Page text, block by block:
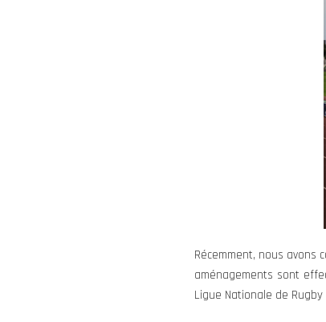
Récemment, nous avons
aménagements sont
Ligue Nationale de Rugby